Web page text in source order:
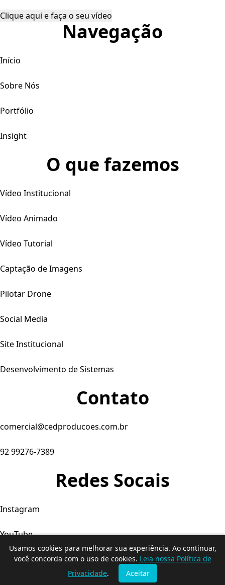
Usamos cookies para melhorar sua experiência. Ao continuar,
você concorda com o uso de cookies. Leia nossa Política de
Privacidade. Aceitar
Clique aqui e faça o seu vídeo
Navegação
Início
Sobre Nós
Portfólio
Insight
O que fazemos
Vídeo Institucional
Vídeo Animado
Vídeo Tutorial
Captação de Imagens
Pilotar Drone
Social Media
Site Institucional
Desenvolvimento de Sistemas
Contato
comercial@cedproducoes.com.br
92 99276-7389
Redes Socais
Instagram
YouTube
Facebook